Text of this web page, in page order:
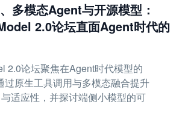
多模态Agent与开源模型：
2.0论坛直面Agent时代的
2.0论坛聚焦在Agent时代模型的
过原生工具调用与多模态融合提升
适应性，并探讨端侧小模型的可